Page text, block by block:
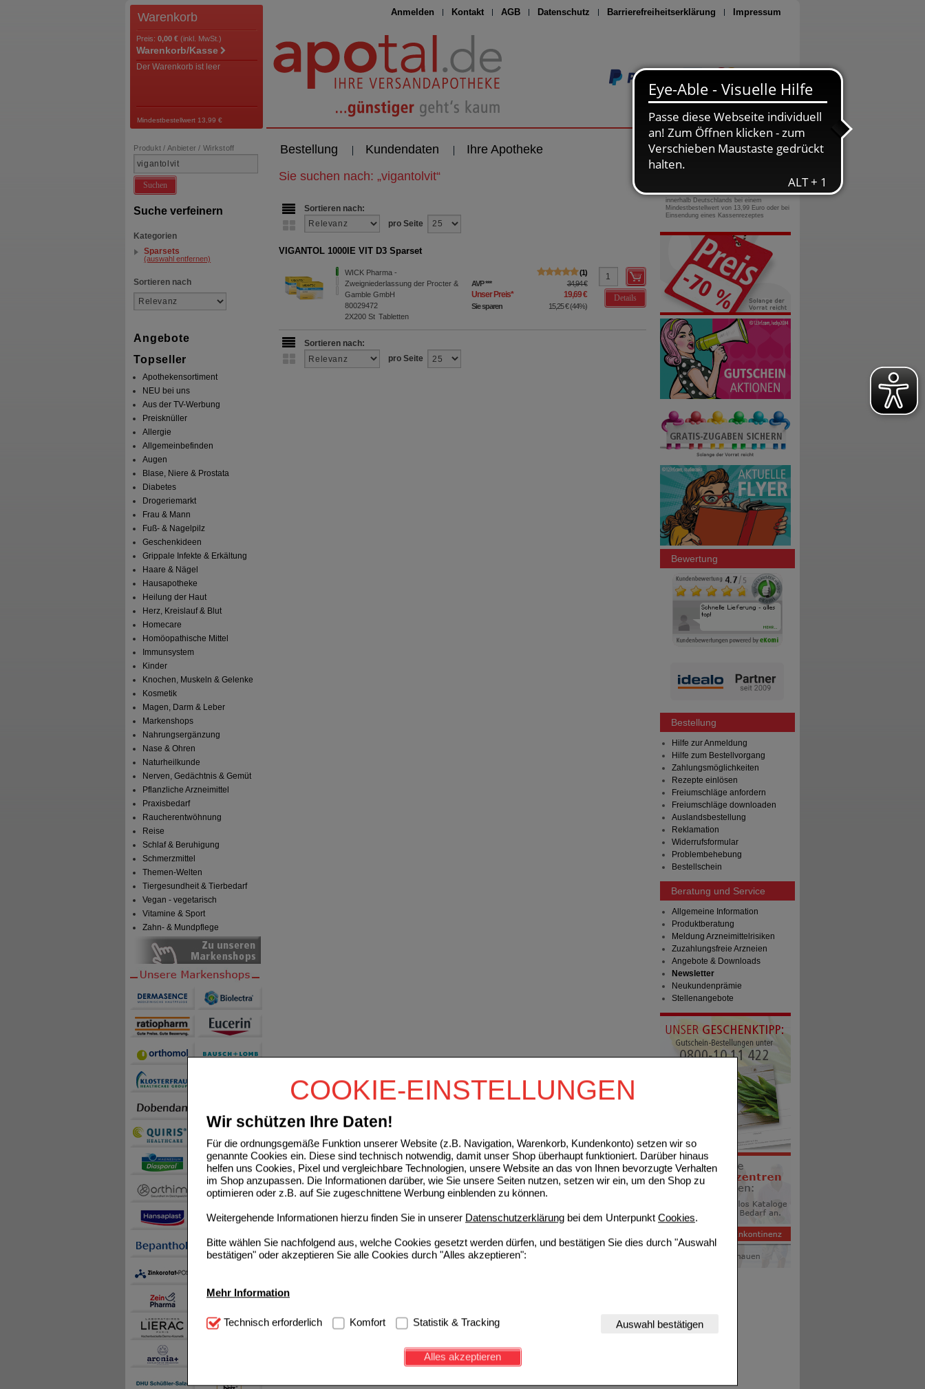
COOKIE-EINSTELLUNGEN
Wir schützen Ihre Daten!
Für die ordnungsgemäße Funktion unserer Website (z.B. Navigation, Warenkorb, Kundenkonto) setzen wir so
genannte Cookies ein. Diese sind technisch notwendig, damit unser Shop überhaupt funktioniert. Darüber hinaus
helfen uns Cookies, Pixel und vergleichbare Technologien, unsere Website an das von Ihnen bevorzugte Verhalten
im Shop anzupassen. Die Informationen darüber, wie Sie unsere Seiten nutzen, setzen wir ein, um den Shop zu
optimieren oder z.B. auf Sie zugeschnittene Werbung einblenden zu können.
Weitergehende Informationen hierzu finden Sie in unserer Datenschutzerklärung bei dem Unterpunkt Cookies.
Bitte wählen Sie nachfolgend aus, welche Cookies gesetzt werden dürfen, und bestätigen Sie dies durch "Auswahl
bestätigen" oder akzeptieren Sie alle Cookies durch "Alles akzeptieren":
Mehr Information
Technisch Notwendig: Hierbei handelt es sich um Cookies, die für die Grundfunktionen unserer Website
notwendig sind (z.B. Navigation, Warenkorb, Kundenkonto), weshalb auf diese nicht verzichtet werden kann.
Diese Cookies werden genutzt um das Einkaufserlebnis noch ansprechender zu gestalten,
beispielsweise für die Wiedererkennung des Besuchers oder unsere Seite an bevorzugte Verhaltensweisen (z.B.
Technisch erforderlich Komfort Statistik & Tracking Auswahl bestätigen
Alles akzeptieren
Anmelden Kontakt AGB Datenschutz Barrierefreiheitserklärung Impressum
Seite drucken
Warenkorb
Preis: 0,00 € (inkl. MwSt.)
Warenkorb/Kasse
Der Warenkorb ist leer
Mindestbestellwert 13,99 €
Bestellung Kundendaten Ihre Apotheke
Produkt / Anbieter / Wirkstoff
Suchen
Suche verfeinern
Kategorien
Sparsets
(auswahl entfernen)
Sortieren nach
Angebote
Topseller
Apothekensortiment
NEU bei uns
Aus der TV-Werbung
Preisknüller
Allergie
Allgemeinbefinden
Augen
Blase, Niere & Prostata
Diabetes
Drogeriemarkt
Frau & Mann
Fuß- & Nagelpilz
Geschenkideen
Grippale Infekte & Erkältung
Haare & Nägel
Hausapotheke
Heilung der Haut
Herz, Kreislauf & Blut
Homecare
Homöopathische Mittel
Immunsystem
Kinder
Knochen, Muskeln & Gelenke
Kosmetik
Magen, Darm & Leber
Markenshops
Nahrungsergänzung
Nase & Ohren
Naturheilkunde
Nerven, Gedächtnis & Gemüt
Pflanzliche Arzneimittel
Praxisbedarf
Raucherentwöhnung
Reise
Schlaf & Beruhigung
Schmerzmittel
Themen-Welten
Tiergesundheit & Tierbedarf
Vegan - vegetarisch
Vitamine & Sport
Zahn- & Mundpflege
Sie suchen nach: „vigantolvit“
Sortieren nach:
pro Seite
VIGANTOL 1000IE VIT D3 Sparset
WICK Pharma -
Zweigniederlassung der Procter &
Gamble GmbH
80029472
2X200St Tabletten
1
AVP*** 34,94 €
Unser Preis* 19,69 €
Sie sparen 15,25 €(44%)
Details
Sortieren nach:
pro Seite
0800-10 11 422
gebührenfreie Rufnummer
innerhalb Deutschlands bei einem
Mindestbestellwert von 13,99 Euro oder bei
Einsendung eines Kassenrezeptes
Bewertung
Bestellung
Hilfe zur Anmeldung
Hilfe zum Bestellvorgang
Zahlungsmöglichkeiten
Rezepte einlösen
Freiumschläge anfordern
Freiumschläge downloaden
Auslandsbestellung
Reklamation
Widerrufsformular
Problembehebung
Bestellschein
Beratung und Service
Allgemeine Information
Produktberatung
Meldung Arzneimittelrisiken
Zuzahlungsfreie Arzneien
Angebote & Downloads
Newsletter
Neukundenprämie
Stellenangebote